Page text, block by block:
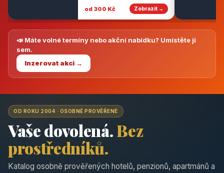
od 300 Kč
Zobrazit →
📣 Máte volné termíny nebo akční nabídku? Umístěte ji
sem.
Inzerovat akci →
OD ROKU 2004 · OSOBNĚ PROVĚŘENÉ
Vaše dovolená.Bez
prostředníků.
Katalog osobně prověřených hotelů, penzionů, apartmánů a